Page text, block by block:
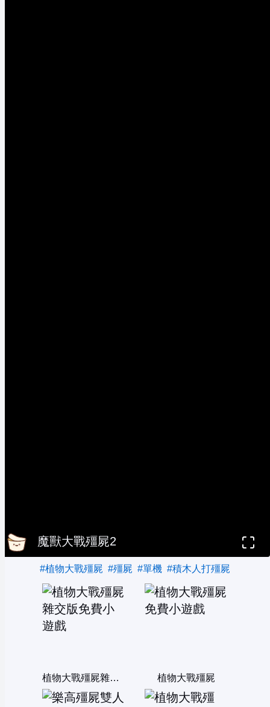
魔獸大戰殭屍2
#植物大戰殭屍 #殭屍 #單機 #積木人打殭屍
植物大戰殭屍雜交版 植物大戰殭屍